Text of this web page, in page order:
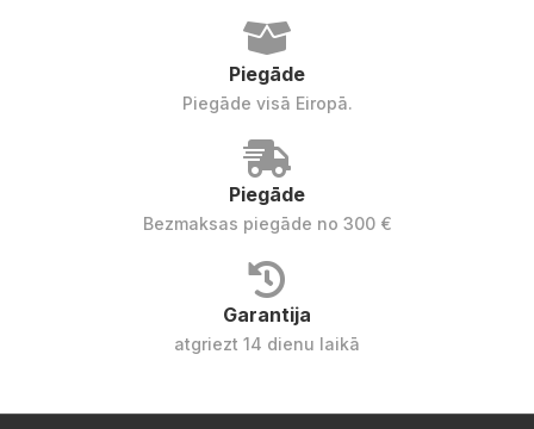
Piegāde
Piegāde visā Eiropā.
Piegāde
Bezmaksas piegāde no 300 €
Garantija
atgriezt 14 dienu laikā